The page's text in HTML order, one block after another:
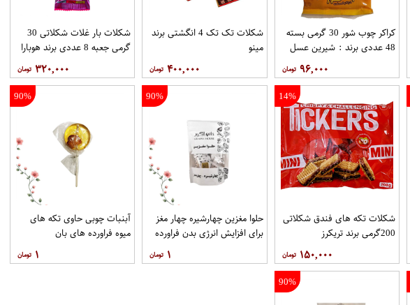
کراکر چوب شور 30 گرمی بسته
48 عددی برند : شیرین عسل
۹۶,۰۰۰
شکلات تک تک 4 انگشتی برند
مینو
۴۰۰,۰۰۰
شکلات بار غلات شکلاتی 30
گرمی جعبه 8 عددی برند هوبارا
۳۲۰,۰۰۰
14%
شکلات تکه های فندق شکلاتی
200گرمی برند تریکرز
۱۵۰,۰۰۰
90%
حلوا مغزین چهارشیره چهار مغز
برای افزایش انرژی بدن فراورده
۱
90%
آبنبات چوبی حاوی تکه های
میوه فراورده های بان
۱
90%